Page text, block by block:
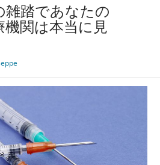
雑踏であなたの
関は本当に見